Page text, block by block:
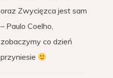
oraz Zwycięzca jest sam
– Paulo Coelho,
zobaczymy co dzień
przyniesie